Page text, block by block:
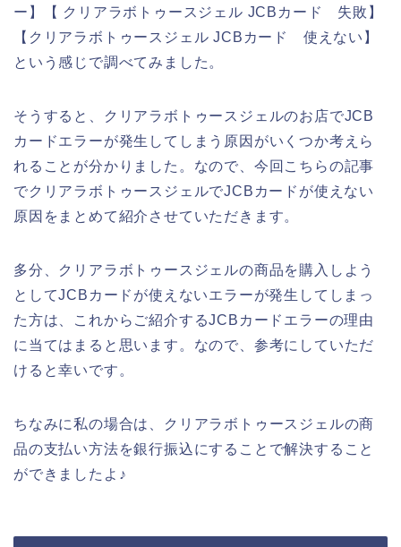
ー】【 クリアラボトゥースジェル JCBカード 失敗】
【クリアラボトゥースジェル JCBカード 使えない】
という感じで調べてみました。
そうすると、クリアラボトゥースジェルのお店でJCB
カードエラーが発生してしまう原因がいくつか考えら
れることが分かりました。なので、今回こちらの記事
でクリアラボトゥースジェルでJCBカードが使えない
原因をまとめて紹介させていただきます。
多分、クリアラボトゥースジェルの商品を購入しよう
としてJCBカードが使えないエラーが発生してしまっ
た方は、これからご紹介するJCBカードエラーの理由
に当てはまると思います。なので、参考にしていただ
けると幸いです。
ちなみに私の場合は、クリアラボトゥースジェルの商
品の支払い方法を銀行振込にすることで解決すること
ができましたよ♪